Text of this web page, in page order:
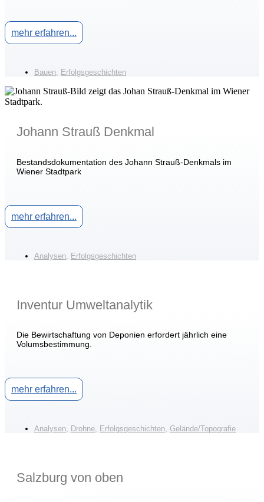
mehr erfahren...
Bauen, Erfolgsgeschichten
Johann Strauß Denkmal
Bestandsdokumentation des Johann Strauß-Denkmals im
Wiener Stadtpark
mehr erfahren...
Analysen Erfolgsgeschichten
Inventur Umweltanalytik
Die Bewirtschaftung von Deponien erfordert jährlich eine
Volumsbestimmung.
mehr erfahren...
Analysen, Drohne, Erfolgsgeschichten, Gelände/Topografie
Salzburg von oben